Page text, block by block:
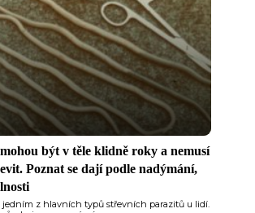
být v těle klidně roky a nemusí
Poznat se dají podle nadýmání,
jedním z hlavních typů střevních parazitů u lidí.